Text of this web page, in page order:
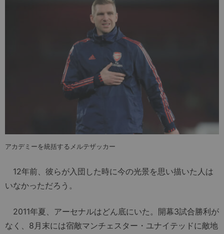
アカデミーを統括するメルテザッカー
12年前、彼らが入団した時に今の光景を思い描いた人は
いなかっただろう。
2011年夏、アーセナルはどん底にいた。開幕3試合勝利が
なく、8月末には宿敵マンチェスター・ユナイテッドに敵地